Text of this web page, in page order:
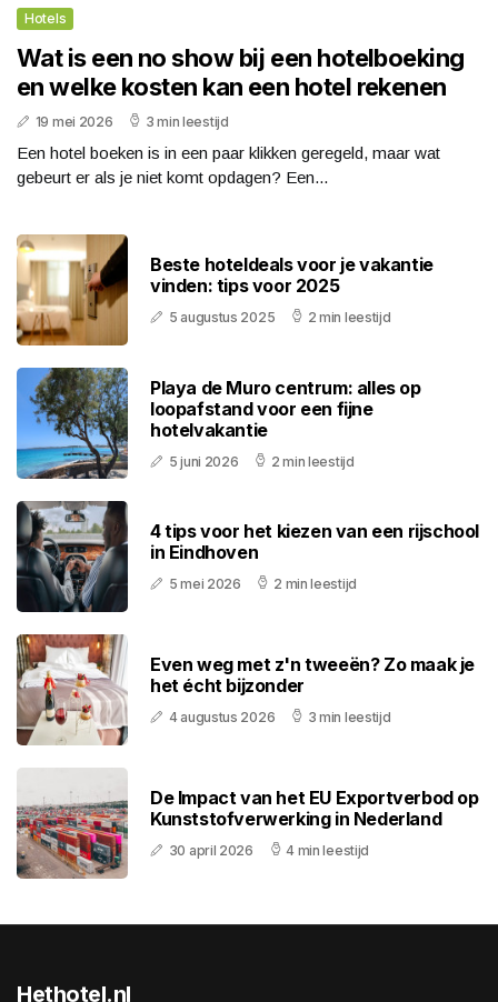
Hotels
Wat is een no show bij een hotelboeking
en welke kosten kan een hotel rekenen
19 mei 2026 3 min leestijd
Een hotel boeken is in een paar klikken geregeld, maar wat
gebeurt er als je niet komt opdagen? Een...
Beste hoteldeals voor je vakantie
vinden: tips voor 2025
5 augustus 2025 2 min leestijd
Playa de Muro centrum: alles op
loopafstand voor een fijne
hotelvakantie
5 juni 2026 2 min leestijd
4 tips voor het kiezen van een rijschool
in Eindhoven
5 mei 2026 2 min leestijd
Even weg met z'n tweeën? Zo maak je
het écht bijzonder
4 augustus 2026 3 min leestijd
De Impact van het EU Exportverbod op
Kunststofverwerking in Nederland
30 april 2026 4 min leestijd
Hethotel.nl